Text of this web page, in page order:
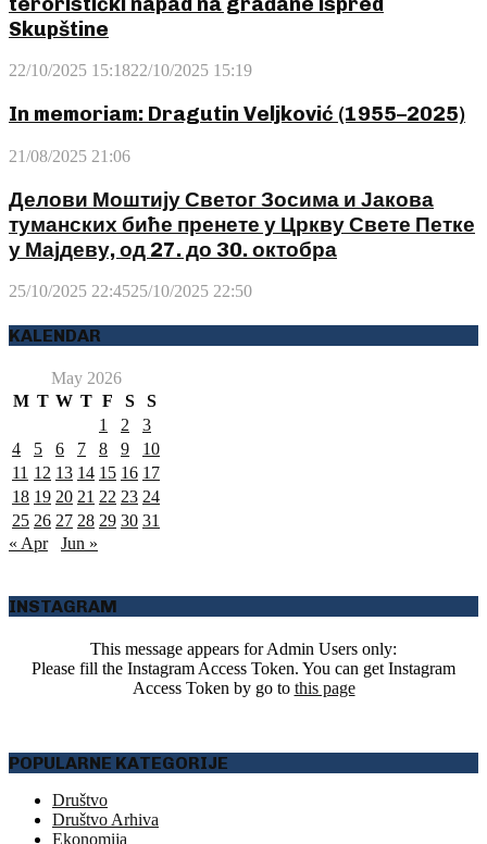
Skupštine
22/10/2025 15:1822/10/2025 15:19
In memoriam: Dragutin Veljković (1955–2025)
21/08/2025 21:06
Делови Моштију Светог Зосима и Јакова
туманских биће пренете у Цркву Свете Петке
у Мајдеву, од 27. до 30. октобра
25/10/2025 22:4525/10/2025 22:50
KALENDAR
May 2026
M T W T F S
S
1
2
3
4
5 6 7 8 9
10
11 12 13 14 15 16 17
18 19 20 21 22 23 24
25 26 27 28 29 30 31
« Apr
Jun »
INSTAGRAM
This message appears for Admin Users only:
Please fill the Instagram Access Token. You can get Instagram
Access Token by go to this page
POPULARNE KATEGORIJE
Društvo
Društvo Arhiva
Ekonomija